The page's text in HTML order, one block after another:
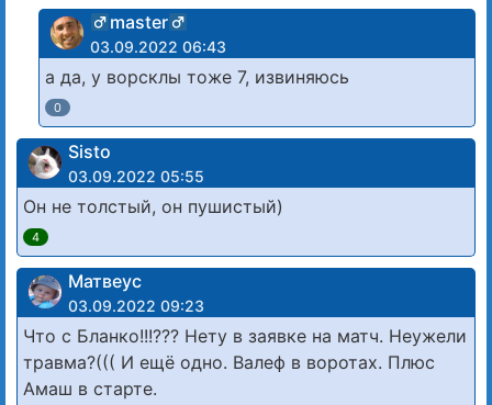
master
03.09.2022 06:43
а да, у ворсклы тоже 7, извиняюсь
0
Sisto
03.09.2022 05:55
Он не толстый, он пушистый)
4
Матвеус
03.09.2022 09:23
Что с Бланко!!!??? Нету в заявке на матч. Неужели
травма?((( И ещё одно. Валеф в воротах. Плюс
Амаш в старте.